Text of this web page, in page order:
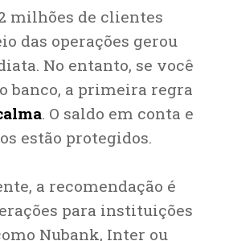
milhões de clientes
das operações gerou
No entanto, se você
banco, a primeira regra
. O saldo em conta e
estão protegidos.
a recomendação é
para instituições
Nubank, Inter ou